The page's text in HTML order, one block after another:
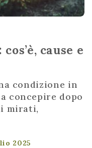
cause e
condizione in
concepire dopo
mirati,
2025